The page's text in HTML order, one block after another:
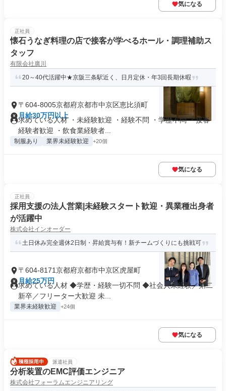
気になる
正社員
懐石うなぎ料理の店で接客が学べるホール・調理補助ス
タッフ
有限会社廣川
20～40代活躍中★京阪三条駅近く、日月定休・年3回長期休暇
〒604-8005京都府京都市中京区恵比須町
月給30万円以上
求めている人材 ・未経験歓迎 ・経験不問 ・学歴不問 ・接客
経験者歓迎 ・飲食業経験者...
制服あり 業界未経験歓迎 +20個
気になる
正社員
採用支援の法人営業|未経験スタート歓迎・異業種出身者
が活躍中
株式会社インオーダー
土日休み完全週休2日制・昇給賞与有！新チームづくりにも挑戦可
〒604-8171京都府京都市中京区虎屋町
月給25万円
求めている人材 ◆学歴・経験一切不問 ◆社会人未経験／第二
新卒／フリーター大歓迎 未...
業界未経験歓迎 +24個
気になる
派遣社員
分析装置のEMC評価エンジニア
株式会社フォーラムエンジニアリング